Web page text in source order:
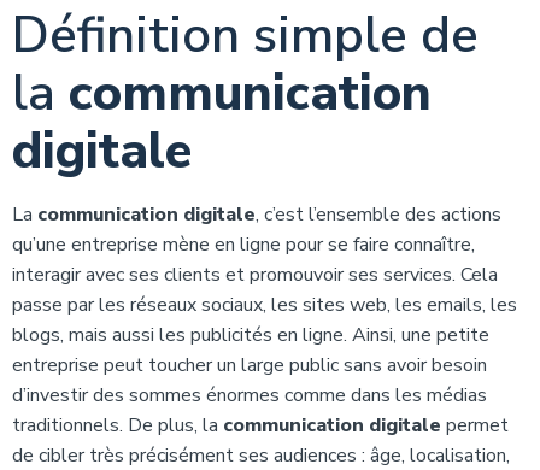
Définition simple de
la communication
digitale
La communication digitale, c’est l’ensemble des actions
qu’une entreprise mène en ligne pour se faire connaître,
interagir avec ses clients et promouvoir ses services. Cela
passe par les réseaux sociaux, les sites web, les emails, les
blogs, mais aussi les publicités en ligne. Ainsi, une petite
entreprise peut toucher un large public sans avoir besoin
d’investir des sommes énormes comme dans les médias
traditionnels. De plus, la communication digitale permet
de cibler très précisément ses audiences : âge, localisation,